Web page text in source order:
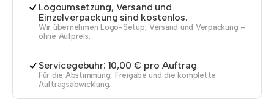
Logoumsetzung, Versand und
Einzelverpackung sind kostenlos.
Wir übernehmen Logo-Setup, Versand und Verpackung –
ohne Aufpreis.
Servicegebühr: 10,00 € pro Auftrag
Für die Abstimmung, Freigabe und die komplette
Auftragsabwicklung.